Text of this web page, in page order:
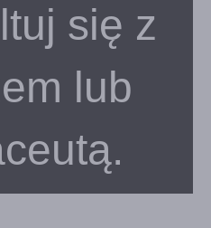
się z
lub